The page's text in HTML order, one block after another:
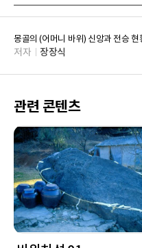
몽골의 (어머니 바위) 신앙과 전승 현
저자 장장식
관련 콘텐츠